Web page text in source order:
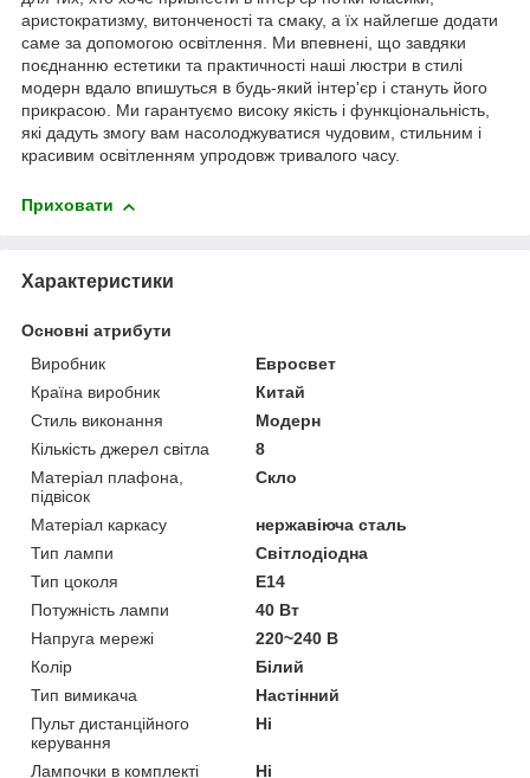
аристократизму, витонченості та смаку, а їх найлегше додати
саме за допомогою освітлення. Ми впевнені, що завдяки
поєднанню естетики та практичності наші люстри в стилі
модерн вдало впишуться в будь-який інтер'єр і стануть його
прикрасою. Ми гарантуємо високу якість і функціональність,
які дадуть змогу вам насолоджуватися чудовим, стильним і
красивим освітленням упродовж тривалого часу.
Приховати
Характеристики
Основні атрибути
Виробник
Евросвет
Країна виробник
Китай
Стиль виконання
Модерн
Кількість джерел світла
8
Матеріал плафона,
підвісок
Скло
Матеріал каркасу
нержавіюча сталь
Тип лампи
Світлодіодна
Тип цоколя
E14
Потужність лампи
40 Вт
Напруга мережі
220~240 В
Колір
Білий
Тип вимикача
Настінний
Пульт дистанційного
керування
Ні
Лампочки в комплекті
Ні